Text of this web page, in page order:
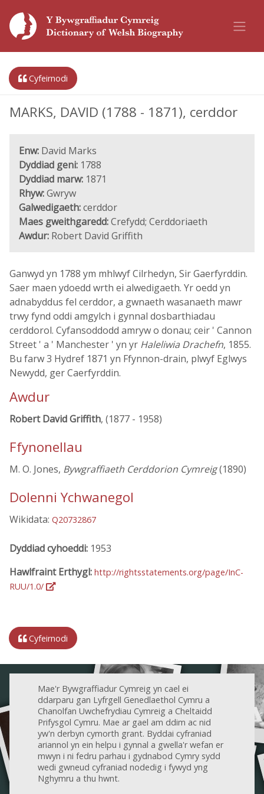
Cyfeirnodi
MARKS, DAVID (1788 - 1871), cerddor
Enw: David Marks
Dyddiad geni: 1788
Dyddiad marw: 1871
Rhyw:Gwryw
Galwedigaeth:cerddor
Maes gweithgaredd:Crefydd; Cerddoriaeth
Awdur: Robert David Griffith
Ganwyd yn 1788 ym mhlwyf Cilrhedyn, Sir Gaerfyrddin.
Saer maen ydoedd wrth ei alwedigaeth. Yr oedd yn
adnabyddus fel cerddor, a gwnaeth wasanaeth mawr
trwy fynd oddi amgylch i gynnal dosbarthiadau
cerddorol. Cyfansoddodd amryw o donau; ceir ' Cannon
Street ' a ' Manchester ' yn yr Haleliwia Drachefn, 1855.
Bu farw 3 Hydref 1871 yn Ffynnon-drain, plwyf Eglwys
Newydd, ger Caerfyrddin.
Awdur
Robert David Griffith, (1877 - 1958)
Ffynonellau
M. O. Jones, Bywgraffiaeth Cerddorion Cymreig(1890)
Dolenni Ychwanegol
Wikidata: Q20732867
Dyddiad cyhoeddi: 1953
Hawlfraint Erthygl: http://rightsstatements.org/page/InC-
RUU/1.0/
Cyfeirnodi
Mae'r Bywgraffiadur Cymreig yn cael ei
ddarparu gan Lyfrgell Genedlaethol Cymru a
Chanolfan Uwchefrydiau Cymreig a Cheltaidd
Prifysgol Cymru. Mae ar gael am ddim ac nid
yw'n derbyn cymorth grant. Byddai cyfraniad
ariannol yn ein helpu i gynnal a gwella'r wefan er
mwyn i ni fedru parhau i gydnabod Cymry sydd
wedi gwneud cyfraniad nodedig i fywyd yng
Nghymru a thu hwnt.